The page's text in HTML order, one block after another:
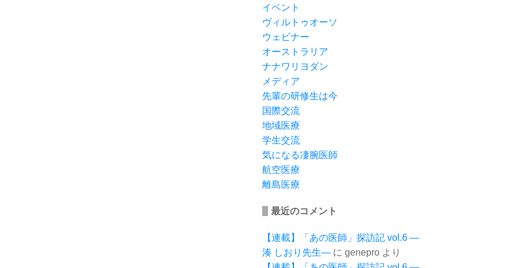
イベント
ヴィルトゥオーソ
ウェビナー
オーストラリア
ナナワリヨダン
メディア
先輩の研修生は今
国際交流
地域医療
学生交流
気になる凄腕医師
航空医療
離島医療
最近のコメント
【連載】「あの医師」探訪記 vol.6 ―
湊 しおり先生― に genepro より